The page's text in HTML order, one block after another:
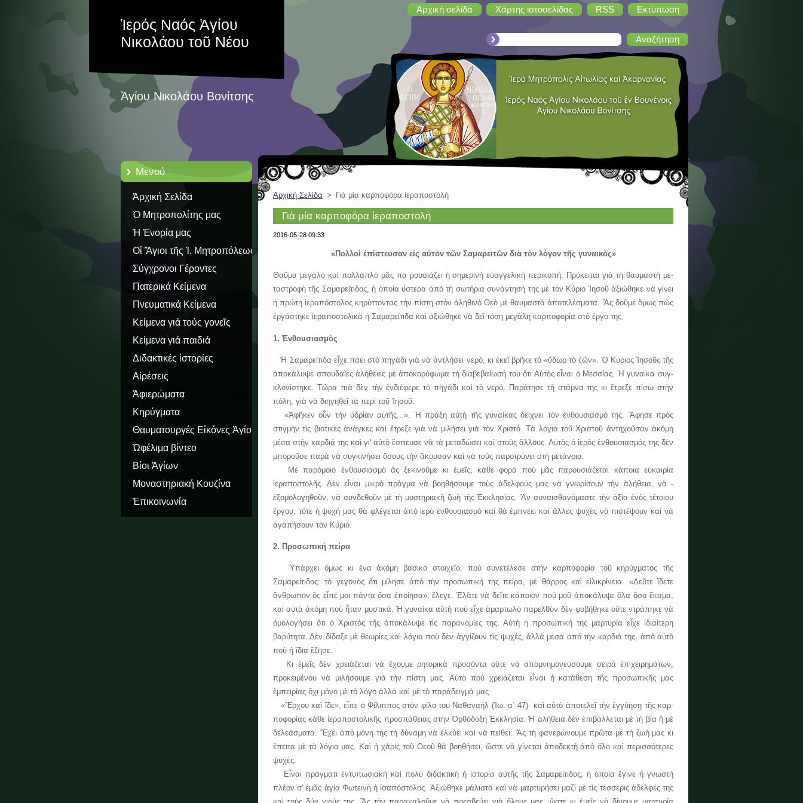
Αρχική σελίδα Χάρτης ιστοσελίδας RSS Εκτύπωση
Ἱερός Ναός Ἁγίου
Νικολάου τοῦ Νέου
Ἁγίου Νικολάου Βονίτσης
Μενού
Ἀρχική Σελίδα
Ὁ Μητροπολίτης μας
Ἡ Ἐνορία μας
Οἱ Ἅγιοι τῆς Ἱ. Μητροπόλεως
Σύγχρονοι Γέροντες
Πατερικά Κείμενα
Πνευματικά Κείμενα
Κείμενα γιά τούς γονεῖς
Κείμενα γιά παιδιά
Διδακτικές ἱστορίες
Αἱρέσεις
Ἀφιερώματα
Κηρύγματα
Θαυματουργές Εἰκόνες Ἁγίου
Ὅρους
Ὠφέλιμα βίντεο
Βίοι Ἁγίων
Μοναστηριακή Κουζίνα
Ἐπικοινωνία
Ἀρχική Σελίδα > Γιὰ μία καρποφόρα ἱεραποστολὴ
Γιὰ μία καρποφόρα ἱεραποστολὴ
2016-05-28 09:33
«Πολλοὶ ἐπίστευσαν εἰς αὐτὸν τῶν Σαμαρειτῶν διὰ τὸν λόγον τῆς γυναικὸς»
Θαῦμα μεγάλο καὶ πολλαπλὸ μᾶς πα­­ ρουσιάζει ἡ σημερινὴ εὐαγγελικὴ πε­ρικοπή. Πρόκειται γιὰ τὴ θαυμαστὴ με­­
ταστροφὴ τῆς Σαμαρείτιδος, ἡ ὁποία ὕ­­­­­στερα ἀπὸ τὴ σωτήρια συνάντησή της μὲ τὸν Κύριο Ἰησοῦ ἀξιώθηκε νὰ γίνει
ἡ πρώ­­τη ἱεραπόστολος κηρύττοντας τὴν πίστη στὸν ἀληθινὸ Θεὸ μὲ θαυμαστὰ ἀποτελέσματα. Ἂς δοῦμε ὅμως πῶς
ἐργάστηκε ἱεραποστολικὰ ἡ Σαμαρείτιδα καὶ ἀξιώθηκε νὰ δεῖ τόση μεγάλη καρποφορία στὸ ἔργο της.
1. Ἐνθουσιασμὸς
Ἡ Σαμαρείτιδα εἶχε πάει στὸ ­πηγάδι γιὰ νὰ ἀντλήσει νερό, κι ἐκεῖ βρῆκε τὸ «ὕδωρ τὸ ζῶν». Ὁ Κύριος Ἰησοῦς τῆς
ἀποκάλυψε σπουδαῖες ἀλήθειες μὲ ἀ­­­ποκορύφωμα τὴ διαβεβαίωσή του ὅτι Αὐτὸς εἶναι ὁ Μεσσίας. Ἡ γυναίκα συγ­
κλονίστηκε. Τώρα πιὰ δὲν τὴν ἐνδιέφερε τὸ πηγάδι καὶ τὸ νερό. Παράτησε τὴ στάμνα της κι ἔτρεξε πίσω στὴν
πόλη, γιὰ νὰ διηγηθεῖ τὰ περὶ τοῦ Ἰησοῦ.
«Ἀφῆκεν οὖν τὴν ὑδρίαν αὐτῆς...». Ἡ πράξη αὐτὴ τῆς γυναίκας δείχνει τὸν ἐν­­­­­θουσιασμό της. Ἄφησε πρὸς
στιγμὴν τὶς βιοτικὲς ἀνάγκες καὶ ἔτρεξε γιὰ νὰ μιλή­σει γιὰ τὸν Χριστό. Τὰ λόγια τοῦ ­Χρι­­στοῦ ἀντηχοῦσαν ἀκόμη
μέσα στὴν ­καρδιά της καὶ γι' αὐτὸ ἔσπευσε νὰ τὰ ­μεταδώσει καὶ στοὺς ἄλλους. Αὐτὸς ὁ ἱε­­ρὸς ἐν­θουσιασμός της δὲν
μποροῦσε παρὰ νὰ συγ­κινήσει ὅσους τὴν ἄκουσαν καὶ νὰ τοὺς παροτρύνει στὴ μετάνοια.
Μὲ παρόμοιο ἐνθουσιασμὸ ἂς ξεκινοῦμε κι ἐμεῖς, κάθε φορὰ ποὺ μᾶς παρουσιάζεται κάποια εὐκαιρία
ἱεραποστολῆς. Δὲν εἶναι μικρὸ πράγμα νὰ βοηθήσουμε τοὺς ἀδελφούς μας νὰ γνωρίσουν τὴν ἀλήθεια, νὰ ­
ἐξομολογηθοῦν, νὰ συνδεθοῦν μὲ τὴ μυστηριακὴ ζωὴ τῆς Ἐκκλησίας. Ἂν ­συναισθανόμαστε τὴν ἀξία ἑνὸς τέτοιου
ἔργου, τότε ἡ ψυ­χή μας θὰ φλέγεται ἀπὸ ἱερὸ ἐνθουσιασμὸ καὶ θὰ ἐμπνέει καὶ ἄλλες ψυχὲς νὰ πιστέψουν καὶ νὰ
ἀγαπήσουν τὸν Κύριο.
2. Προσωπική πείρα
Ὑπάρχει ὅμως κι ἕνα ἀκόμη βασικὸ στοιχεῖο, ποὺ συνετέλεσε στὴν καρποφορία τοῦ κηρύγματος τῆς
Σαμαρείτιδος: τὸ γεγονὸς ὅτι μίλησε ἀπὸ τὴν προσωπική της πείρα, μὲ θάρρος καὶ εἰλικρίνεια. «Δεῦτε ἴδετε
ἄνθρωπον ὃς εἶπέ μοι πάντα ὅσα ἐποίησα», ἔλεγε. Ἐλᾶτε νὰ δεῖτε κάποιον ποὺ μοῦ ἀποκάλυψε ὅλα ὅσα ἔκαμα,
καὶ αὐτὰ ἀκόμη ποὺ ἦταν μυστικά. Ἡ γυναίκα αὐτὴ ποὺ εἶχε ἁμαρτωλὸ παρελθὸν δὲν φοβήθηκε οὔτε ντράπηκε νὰ
ὁμολογήσει ὅτι ὁ Χριστὸς τῆς ἀποκάλυψε τὶς παρανομίες της. Αὐτὴ ἡ προσωπική της μαρτυρία εἶχε ἰδιαίτερη
βαρύτητα. Δὲν δίδαξε μὲ θεωρίες καὶ λόγια ποὺ δὲν ἀγγίζουν τὶς ψυχές, ἀλλὰ μέσα ἀπὸ τὴν καρδιά της, ἀπὸ αὐτὸ
ποὺ ἡ ἴδια ἔζησε.
Κι ἐμεῖς δὲν χρειάζεται νὰ ἔχουμε ρητορικὰ προσόντα οὔτε νὰ ἀπομνημονεύσουμε σειρὰ ἐπιχειρημάτων,
προκειμένου νὰ μιλήσουμε γιὰ τὴν πίστη μας. Αὐτὸ ποὺ χρειάζεται εἶναι ἡ κατάθεση τῆς προσωπικῆς μας
ἐμπειρίας ὄχι μόνο μὲ τὸ λόγο ἀλλὰ καὶ μὲ τὸ παράδειγμά μας.
«Ἔρχου καὶ ἴδε», εἶπε ὁ Φίλιππος στὸν φίλο του Ναθαναήλ (Ἰω. α΄ 47)· καὶ αὐτὸ ἀποτελεῖ τὴν ἐγγύηση τῆς καρ­­­
πο­φορίας κάθε ἱεραποστολικῆς προσ­­­πάθειας στὴν Ὀρθόδοξη Ἐκκλησία. Ἡ ἀλήθεια δὲν ἐπιβάλλεται μὲ τὴ βία ἢ μὲ
δελεάσματα. Ἔχει ἀπὸ μόνη της τὴ δύναμη νὰ ἑλκύει καὶ νὰ πείθει. Ἂς τὴ φανερώνουμε πρῶτα μὲ τὴ ζωή μας κι
ἔπειτα μὲ τὰ λόγια μας. Καὶ ἡ χάρις τοῦ Θεοῦ θὰ βοηθήσει, ὥστε νὰ γίνεται ἀποδεκτὴ ἀπὸ ὅλο καὶ περισσότερες
ψυχές.
Εἶναι πράγματι ἐντυπωσιακὴ καὶ πο­λὺ διδακτικὴ ἡ ἱστορία αὐτῆς τῆς Σαμαρείτιδος, ἡ ὁποία ἔγινε ἡ γνωστὴ
πλέον σ' ἐμᾶς ἁγία Φωτεινὴ ἡ ἰσαπόστολος. Ἀξιώθηκε μάλιστα καὶ νὰ μαρτυρήσει μαζὶ μὲ τὶς τέσσερις ἀδελφές της